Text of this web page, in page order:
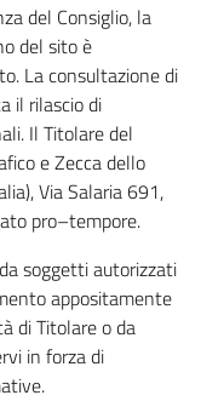
del Consiglio, la
del sito è
La consultazione di
il rilascio di
Il Titolare del
e Zecca dello
Via Salaria 691,
pro–tempore.
soggetti autorizzati
appositamente
di Titolare o da
in forza di